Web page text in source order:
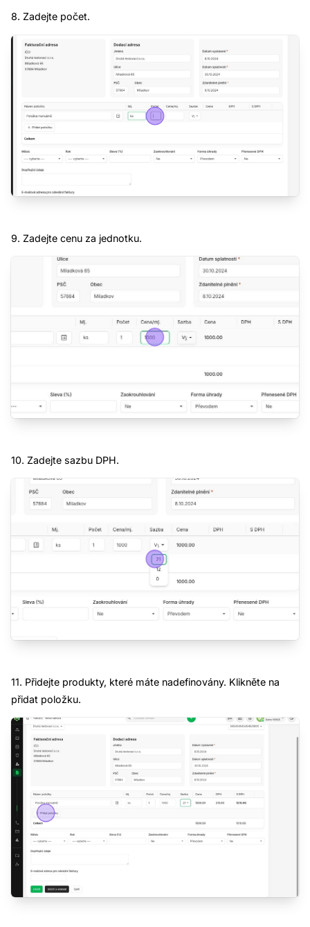
8. Zadejte počet.
9. Zadejte cenu za jednotku.
10. Zadejte sazbu DPH.
11. Přidejte produkty, které máte nadefinovány. Klikněte na
přidat položku.